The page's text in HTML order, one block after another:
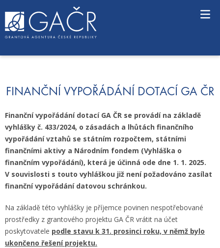
o
FINANČNÍ VYPOŘÁDÁNÍ DOTACÍ GA ČR
Finanční vypořádání dotací GA ČR se provádí na základě
vyhlášky č. 433/2024, o zásadách a lhůtách finančního
vypořádání vztahů se státním rozpočtem, státními
finančními aktivy a Národním fondem (Vyhláška o
finančním vypořádání), která je účinná ode dne 1. 1. 2025.
V souvislosti s touto vyhláškou již není požadováno zasílat
finanční vypořádání datovou schránkou.
Na základě této vyhlášky je příjemce povinen nespotřebované
prostředky z grantového projektu GA ČR vrátit na účet
poskytovatele podle stavu k 31. prosinci roku, v němž bylo
ukončeno řešení projektu.